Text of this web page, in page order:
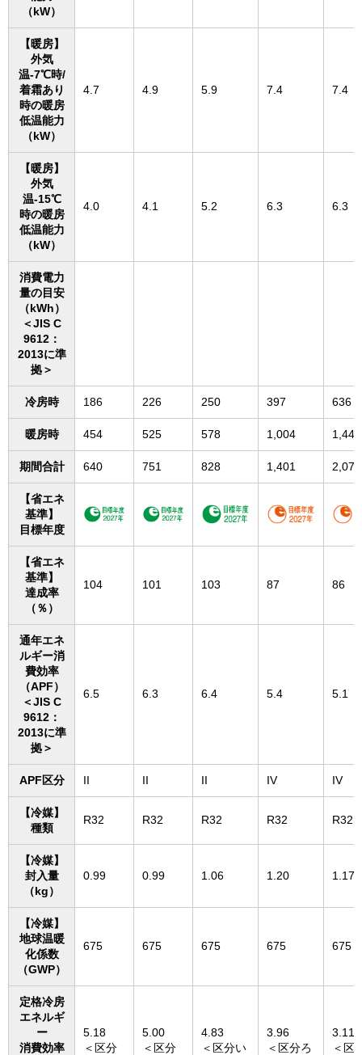
（kW）
【暖房】
外気
温-7℃時/
着霜あり
時の暖房
低温能力
（kW）
4.7 4.9 5.9 7.4 7.4
【暖房】
外気
温-15℃
時の暖房
低温能力
（kW）
4.0 4.1 5.2 6.3 6.3
消費電力
量の目安
（kWh）
＜JIS C
9612：
2013に準
拠＞
冷房時 186 226 250 397 636
暖房時 454 525 578 1,004 1,441
期間合計 640 751 828 1,401 2,077
【省エネ
基準】
目標年度
【省エネ
基準】
達成率
（％）
104 101 103 87 86
通年エネ
ルギー消
費効率
（APF）
＜JIS C
9612：
2013に準
拠＞
6.5 6.3 6.4 5.4 5.1
APF区分 II II II IV IV
【冷媒】
種類
R32 R32 R32 R32 R32
【冷媒】
封入量
（kg）
0.99 0.99 1.06 1.20 1.17
【冷媒】
地球温暖
化係数
（GWP）
675 675 675 675 675
定格冷房
エネルギ
ー
消費効率
5.18
＜区分
5.00
＜区分
4.83
＜区分い
3.96
＜区分ろ
3.11
＜区